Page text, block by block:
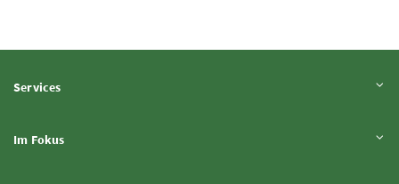
ServicesInhalt aufklappen
Im FokusInhalt aufklappen